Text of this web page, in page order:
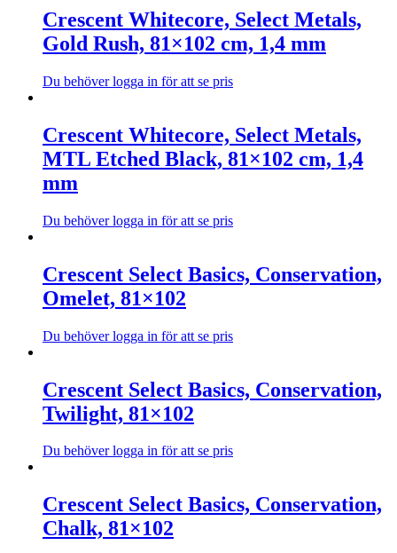
kan
väljas
på
produktsidan
produkten
har
flera
De
olika
kan
väljas
på
produktsidan
Crescent Whitecore, Select Metals,
Gold Rush, 81×102 cm, 1,4 mm
Du behöver logga in för att se pris
produkten
har
flera
De
alternativen
på
produktsidan
Crescent Whitecore, Select Metals,
MTL Etched Black, 81×102 cm, 1,4
mm
Du behöver logga in för att se pris
produkten
har
flera
De
olika
kan
väljas
på
produktsidan
Crescent Select Basics, Conservation,
Omelet, 81×102
Du behöver logga in för att se pris
produkten
har
flera
De
kan
väljas
på
produktsidan
Crescent Select Basics, Conservation,
Twilight, 81×102
Du behöver logga in för att se pris
produkten
har
flera
Crescent Select Basics, Conservation,
Chalk, 81×102